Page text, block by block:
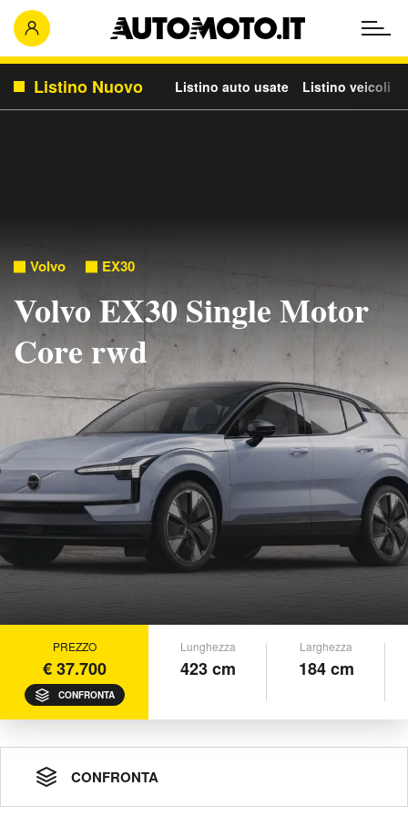
Listino Nuovo Listino auto usate Listino veicoli
Volvo EX30
Volvo EX30 Single Motor
Core rwd
PREZZO
€ 37.700
CONFRONTA
Lunghezza
423 cm
Larghezza
184 cm
CONFRONTA